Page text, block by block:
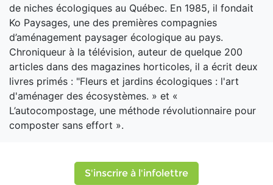
de niches écologiques au Québec. En 1985, il fondait
Ko Paysages, une des premières compagnies
d’aménagement paysager écologique au pays.
Chroniqueur à la télévision, auteur de quelque 200
articles dans des magazines horticoles, il a écrit deux
livres primés : "Fleurs et jardins écologiques : l'art
d'aménager des écosystèmes. » et «
L’autocompostage, une méthode révolutionnaire pour
composter sans effort ».
S'inscrire à l'infolettre